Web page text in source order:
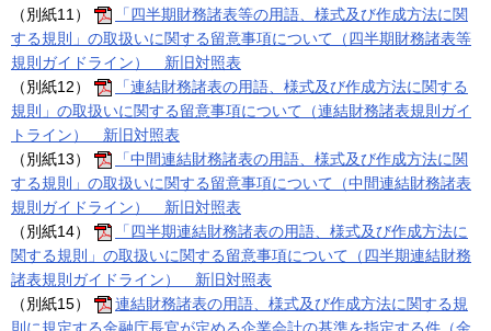
（別紙11）
「四半期財務諸表等の用語、様式及び作成方法に関
する規則」の取扱いに関する留意事項について（四半期財務諸表等
規則ガイドライン） 新旧対照表
（別紙12）
「連結財務諸表の用語、様式及び作成方法に関する
規則」の取扱いに関する留意事項について（連結財務諸表規則ガイ
トライン） 新旧対照表
（別紙13）
「中間連結財務諸表の用語、様式及び作成方法に関
する規則」の取扱いに関する留意事項について（中間連結財務諸表
規則ガイドライン） 新旧対照表
（別紙14）
「四半期連結財務諸表の用語、様式及び作成方法に
関する規則」の取扱いに関する留意事項について（四半期連結財務
諸表規則ガイドライン） 新旧対照表
（別紙15）
連結財務諸表の用語、様式及び作成方法に関する規